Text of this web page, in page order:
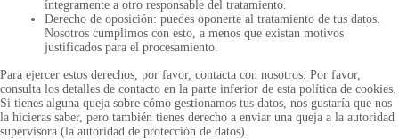
íntegramente a otro responsable del tratamiento.
Derecho de oposición: puedes oponerte al tratamiento de tus datos.
Nosotros cumplimos con esto, a menos que existan motivos
justificados para el procesamiento.
Para ejercer estos derechos, por favor, contacta con nosotros. Por favor,
consulta los detalles de contacto en la parte inferior de esta política de cookies.
Si tienes alguna queja sobre cómo gestionamos tus datos, nos gustaría que nos
la hicieras saber, pero también tienes derecho a enviar una queja a la autoridad
supervisora (la autoridad de protección de datos).